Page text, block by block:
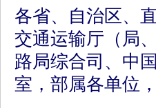
各省、自治区、
交通运输厅（局
路局综合司、中
室，部属各单位